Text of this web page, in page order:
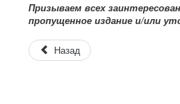
Призываем всех
пропущенное издание и/или
Назад